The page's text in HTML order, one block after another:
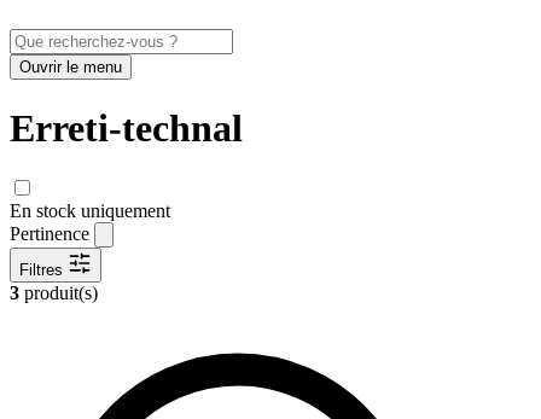
Ouvrir le menu
Erreti-technal
En stock uniquement
Pertinence
Filtres
3 produit(s)